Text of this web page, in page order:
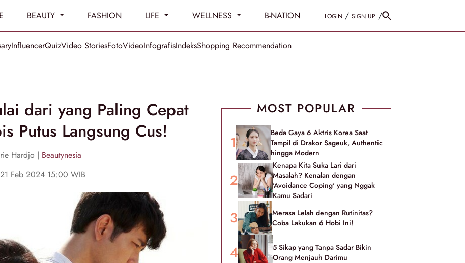
BEAUTY FASHION LIFE WELLNESS B-NATION LOGIN / SIGN UP /
InfluencerQuizVideo StoriesFotoVideoInfografisIndeksShopping Recommendation
dari yang Paling Cepat
Putus Langsung Cus!
Hardjo | Beautynesia
Feb 2024 15:00 WIB
MOST POPULAR
Beda Gaya 6 Aktris Korea Saat
Tampil di Drakor Sageuk, Authentic
hingga Modern
Kenapa Kita Suka Lari dari
Masalah? Kenalan dengan
'Avoidance Coping' yang Nggak
Kamu Sadari
Merasa Lelah dengan Rutinitas?
Coba Lakukan 6 Hobi Ini!
5 Sikap yang Tanpa Sadar Bikin
Orang Menjauh Darimu